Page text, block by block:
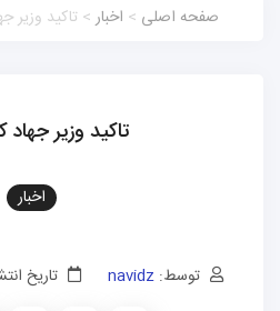
صفحه اصلی > اخبار> تاکید وزیر
تاکید وزیر
اخبار
توسط: navidz تاریخ انتشار: